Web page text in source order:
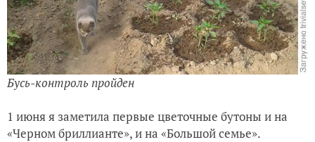
Бусь-контроль пройден
1 июня я заметила первые цветочные бутоны и на
«Черном бриллианте», и на «Большой семье».